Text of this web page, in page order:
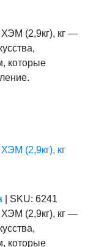
(2,9кг), кг —
которые
(2,9кг), кг
SKU: 6241
(2,9кг), кг —
которые